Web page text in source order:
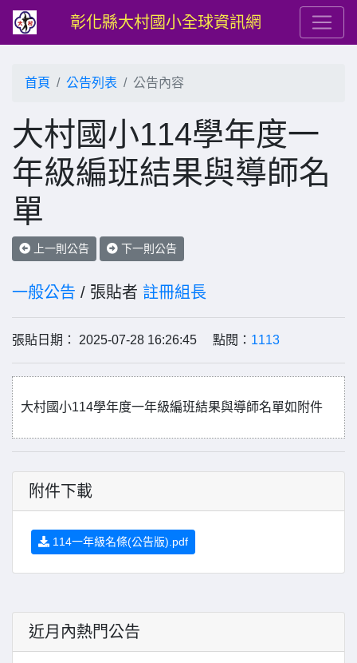
彰化縣大村國小全球資訊網
首頁 公告列表 公告內容
大村國小114學年度一
年級編班結果與導師名
單
上一則公告 下一則公告
一般公告 / 張貼者 註冊組長
張貼日期： 2025-07-28 16:26:45 點閱： 1113
大村國小114學年度一年級編班結果與導師名單如附件
附件下載
114一年級名條(公告版).pdf
近月內熱門公告